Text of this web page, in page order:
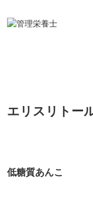
エリスリトー
低糖質あんこ